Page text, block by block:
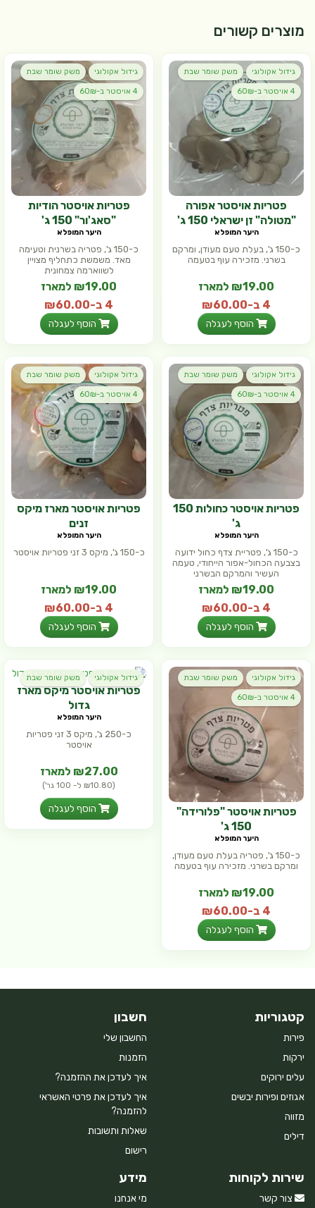
מוצרים קשורים
גידול אקולוגי משק שומר שבת
4 אויסטר ב-60₪
פטריות אויסטר אפורה
"מטולה" זן ישראלי 150 ג'
היער המופלא
כ-150 ג', בעלת טעם מעודן, ומרקם
בשרני. מזכירה עוף בטעמה
₪19.00 למארז
4 ב-₪60.00
(₪12.67 ל- 100 גר') הוסף לעגלה
גידול אקולוגי משק שומר שבת
4 אויסטר ב-60₪
פטריות אויסטר הודיות
"סאג'ור" 150 ג'
היער המופלא
כ-150 ג', פטריה בשרנית וטעימה
מאד. משמשת כתחליף מצויין
לשווארמה צמחונית
₪19.00 למארז
4 ב-₪60.00
(₪12.67 ל- 100 גר') הוסף לעגלה
גידול אקולוגי משק שומר שבת
4 אויסטר ב-60₪
פטריות אויסטר כחולות 150
ג'
היער המופלא
כ-150 ג', פטריית צדף כחול ידועה
בצבעה הכחול-אפור הייחודי, טעמה
העשיר והמרקם הבשרני
₪19.00 למארז
4 ב-₪60.00
(₪12.67 ל- 100 גר') הוסף לעגלה
גידול אקולוגי משק שומר שבת
4 אויסטר ב-60₪
פטריות אויסטר מארז מיקס
זנים
היער המופלא
כ-150 ג', מיקס 3 זני פטריות אויסטר
₪19.00 למארז
4 ב-₪60.00
(₪12.67 ל- 100 גר') הוסף לעגלה
גידול אקולוגי משק שומר שבת
4 אויסטר ב-60₪
פטריות אויסטר "פלורידה"
150 ג'
היער המופלא
כ-150 ג', פטריה בעלת טעם מעודן,
ומרקם בשרני. מזכירה עוף בטעמה
₪19.00 למארז
4 ב-₪60.00
(₪12.67 ל- 100 גר') הוסף לעגלה
גידול אקולוגי משק שומר שבת
פטריות אויסטר מיקס מארז
גדול
היער המופלא
כ-250 ג', מיקס 3 זני פטריות
אויסטר
₪27.00 למארז
(₪10.80 ל- 100 גר')
הוסף לעגלה
קטגוריות
פירות
ירקות
עלים ירוקים
אגוזים ופירות יבשים
מזווה
דילים
חשבון
החשבון שלי
הזמנות
איך לעדכן את ההזמנה?
איך לעדכן את פרטי האשראי
להזמנה?
שאלות ותשובות
רישום
שירות לקוחות
צור קשר
מידע
מי אנחנו